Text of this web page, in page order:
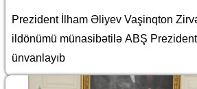
Prezident İlham Əliyev Vaşinqton
ildönümü münasibətilə ABŞ
ünvanlayıb